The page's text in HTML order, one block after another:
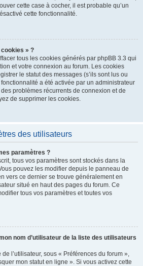
cette case à cocher, il est probable qu’un
cette fonctionnalité.
» ?
tous les cookies générés par phpBB 3.3 qui
et votre connexion au forum. Les cookies
le statut des messages (s’ils sont lus ou
a été activée par un administrateur
problèmes récurrents de connexion et de
de supprimer les cookies.
des utilisateurs
paramètres ?
tous vos paramètres sont stockés dans la
pouvez les modifier depuis le panneau de
vers ce dernier se trouve généralement en
situé en haut des pages du forum. Ce
tous vos paramètres et toutes vos
nom d’utilisateur de la liste des utilisateurs
l’utilisateur, sous « Préférences du forum »,
mon statut en ligne ». Si vous activez cette